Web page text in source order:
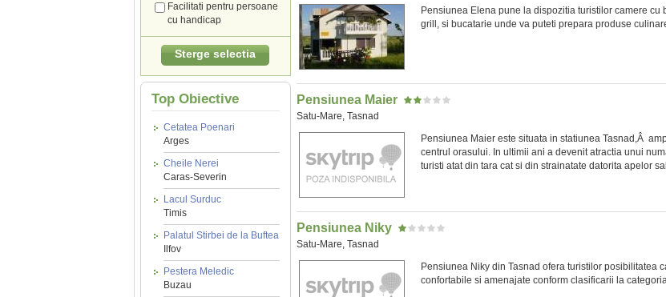
Facilitati pentru persoane
cu handicap
Sterge selectia
Top Obiective
Cetatea Poenari
Arges
Cheile Nerei
Caras-Severin
Lacul Surduc
Timis
Palatul Stirbei de la Buftea
Ilfov
Pestera Meledic
Buzau
Pensiunea Elena pune la dispozitia turistilor camere cu
grill, si bucatarie unde va puteti prepara produse
Pensiunea Maier
Satu-Mare, Tasnad
Pensiunea Maier este situata in statiunea Tasnad,Â
centrul orasului. In ultimii ani a devenit atractia unui
turisti atat din tara cat si din strainatate datorita apelor
Pensiunea Niky
Satu-Mare, Tasnad
Pensiunea Niky din Tasnad ofera turistilor posibilitatea
confortabile si amenajate conform clasificarii la